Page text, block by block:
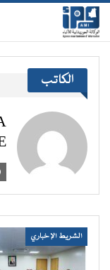
الكاتب
الشريط الإخباري